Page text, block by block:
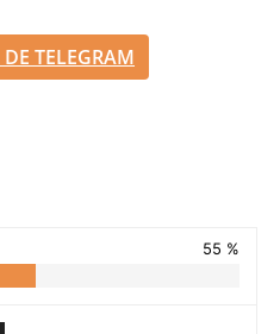
TELEGRAM
55 %